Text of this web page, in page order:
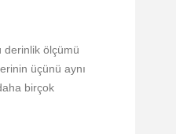
derinlik ölçümü
üçünü aynı
birçok